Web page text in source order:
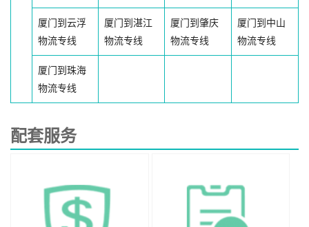
厦门到云浮
物流专线
厦门到湛江
物流专线
厦门到肇庆
物流专线
厦门到中山
物流专线
厦门到珠海
物流专线
配套服务